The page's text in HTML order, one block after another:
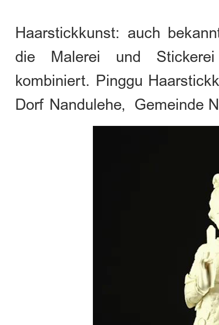
Haarstickkunst: auch
die Malerei und
kombiniert. Pinggu
Dorf Nandulehe, Gemeinde